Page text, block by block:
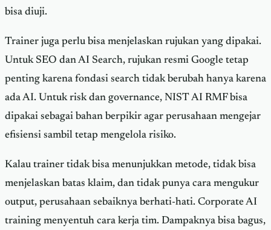
bisa diuji.
Trainer juga perlu bisa menjelaskan rujukan yang dipakai.
Untuk SEO dan AI Search, rujukan resmi Google tetap
penting karena fondasi search tidak berubah hanya karena
ada AI. Untuk risk dan governance, NIST AI RMF bisa
dipakai sebagai bahan berpikir agar perusahaan mengejar
efisiensi sambil tetap mengelola risiko.
Kalau trainer tidak bisa menunjukkan metode, tidak bisa
menjelaskan batas klaim, dan tidak punya cara mengukur
output, perusahaan sebaiknya berhati-hati. Corporate AI
training menyentuh cara kerja tim. Dampaknya bisa bagus,